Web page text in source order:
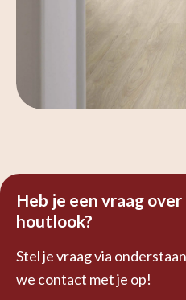
Heb je een vraag
houtlook?
Stel je vraag via
we contact met je op!